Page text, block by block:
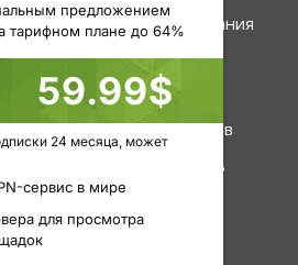
предложением
тарифном плане до 64%
59.99$
24 месяца, может
сервис в мире
для просмотра
Правила пользования
Инструменты
Статус серверов
Узнать свой IP